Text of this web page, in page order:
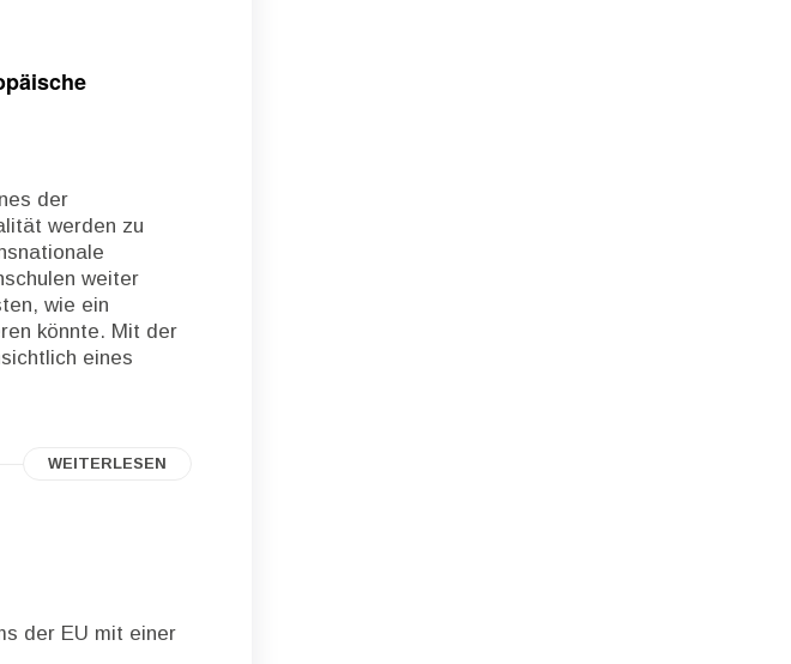
der
werden zu
weiter
wie ein
könnte. Mit der
eines
WEITERLESEN
der EU mit einer